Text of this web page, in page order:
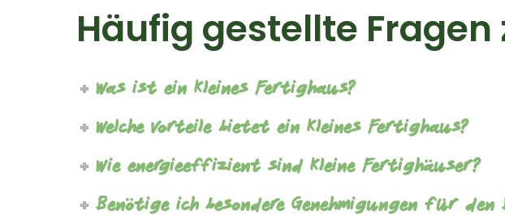
Häufig gestellte
Was ist ein kleines Fertighaus?
Welche Vorteile bietet ein kleines Fertighaus?
Wie energieeffizient sind kleine Fertighäuser?
Benötige ich besondere Genehmigungen für